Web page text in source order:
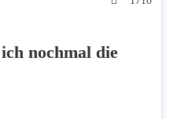
nochmal die